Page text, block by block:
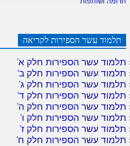
תלמוד עשר הספירות לקריאה
תלמוד עשר הספירות חלק א'
תלמוד עשר הספירות חלק ב'
תלמוד עשר הספירות חלק ג'
תלמוד עשר הספירות חלק ד'
תלמוד עשר הספירות חלק ה'
תלמוד עשר הספירות חלק ו'
תלמוד עשר הספירות חלק ז'
תלמוד עשר הספירות חלק ח'